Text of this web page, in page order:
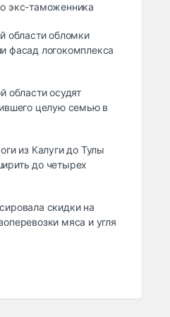
экс-таможенника
области обломки
фасад логокомплекса
области осудят
целую семью в
из Калуги до Тулы
до четырех
скидки на
мяса и угля